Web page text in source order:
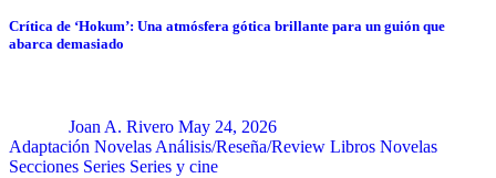
Crítica de ‘Hokum’: Una atmósfera gótica brillante para un guión que
abarca demasiado
Joan A. Rivero May 24, 2026
Adaptación Novelas Análisis/Reseña/Review Libros Novelas
Secciones Series Series y cine